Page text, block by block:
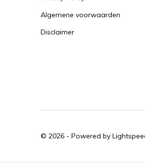
Algemene voorwaarden
Disclaimer
© 2026 - Powered by